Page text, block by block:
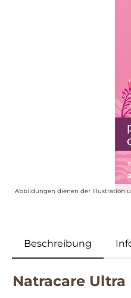
Abbildungen dienen der Illustration
Beschreibung
Natracare